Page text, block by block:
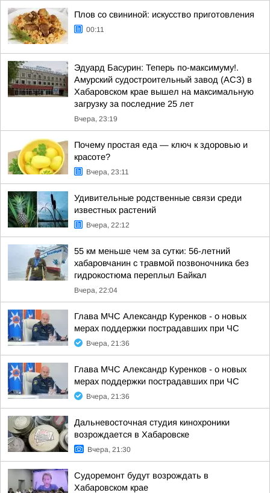
Плов со свининой: искусство приготовления
00:11
Эдуард Басурин: Теперь по-максимуму!.
Амурский судостроительный завод (АСЗ) в
Хабаровском крае вышел на максимальную
загрузку за последние 25 лет
Вчера, 23:19
Почему простая еда — ключ к здоровью и
красоте?
Вчера, 23:11
Удивительные родственные связи среди
известных растений
Вчера, 22:12
55 км меньше чем за сутки: 56-летний
хабаровчанин с травмой позвоночника без
гидрокостюма переплыл Байкал
Вчера, 22:04
Глава МЧС Александр Куренков - о новых
мерах поддержки пострадавших при ЧС
Вчера, 21:36
Глава МЧС Александр Куренков - о новых
мерах поддержки пострадавших при ЧС
Вчера, 21:36
Дальневосточная студия кинохроники
возрождается в Хабаровске
Вчера, 21:30
Судоремонт будут возрождать в
Хабаровском крае